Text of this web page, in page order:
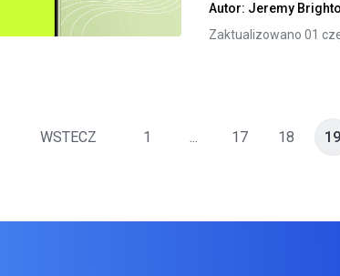
Twitter Facebook Kopiuj link
Autor: Jeremy
Zaktualizowano 01
WSTECZ 1 ... 17 18 19